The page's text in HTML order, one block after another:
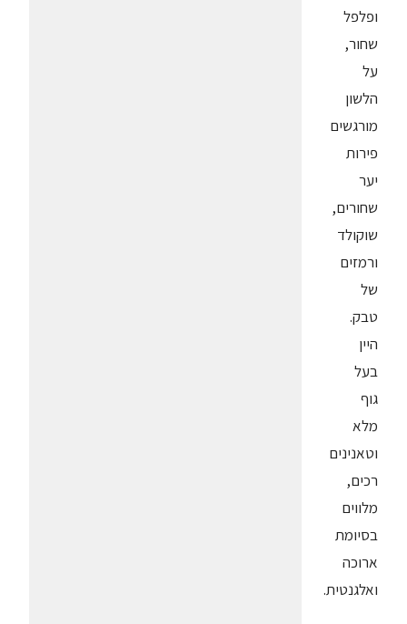
ופלפל
שחור,
על
הלשון
מורגשים
פירות
יער
שחורים,
שוקולד
ורמזים
של
טבק.
היין
בעל
גוף
מלא
וטאנינים
רכים,
מלווים
בסיומת
ארוכה
ואלגנטית.